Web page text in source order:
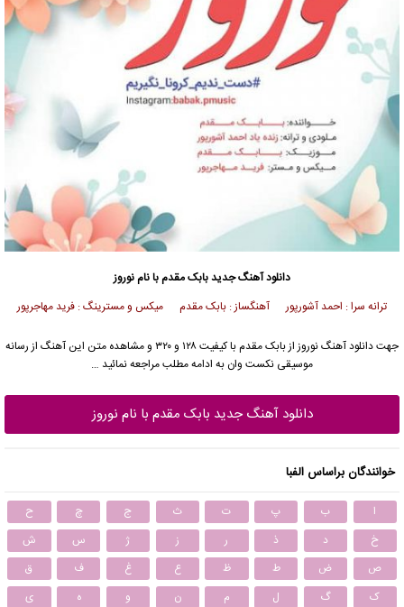
دانلود آهنگ جدیدبابک مقدم با نام نوروز
ترانه سرا : احمد آشورپور آهنگساز : بابک مقدم میکس و مسترینگ : فرید مهاجرپور
جهت دانلود آهنگ نوروز از بابک مقدم با کیفیت ۱۲۸ و ۳۲۰ و مشاهده متن این آهنگ از رسانه
موسیقی نکست وان به ادامه مطلب مراجعه نمائید …
دانلود آهنگ جدید بابک مقدم با نام نوروز
خوانندگان براساس الفبا
ا ب پ ت ث ج چ
ح
خ
د ذ ر ز ژ س
ش
ص
ض ط ظ ع غ ف
ق
ک
گ ل م ن و ه ی